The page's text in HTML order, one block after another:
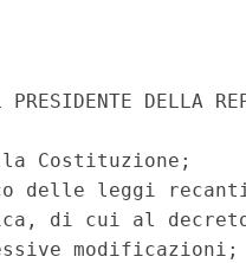
PRESIDENTE DELLA
Costituzione;
delle leggi
di cui al